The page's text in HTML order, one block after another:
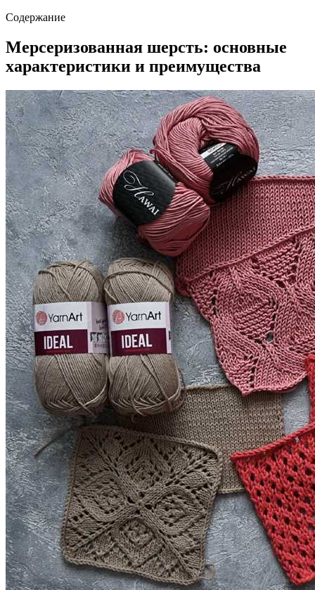
Содержание
Мерсеризованная шерсть: основные
характеристики и преимущества